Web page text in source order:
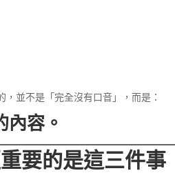
並不是「完全沒有口音」，而是：
容。
要的是這三件事